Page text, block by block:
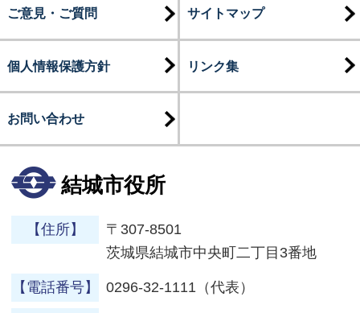
ご意見・ご質問 サイトマップ
個人情報保護方針 リンク集
お問い合わせ
結城市役所
【住所】
〒307-8501
茨城県結城市中央町二丁目3番地
【電話番号】 0296-32-1111（代表）